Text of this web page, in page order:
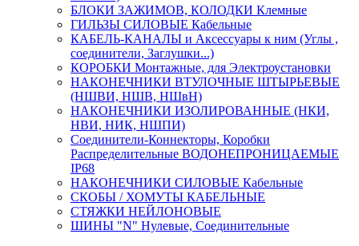
БЛОКИ ЗАЖИМОВ, КОЛОДКИ Клемные
ГИЛЬЗЫ СИЛОВЫЕ Кабельные
КАБЕЛЬ-КАНАЛЫ и Аксессуары к ним (Углы ,
соединители, Заглушки...)
КОРОБКИ Монтажные, для Электроустановки
НАКОНЕЧНИКИ ВТУЛОЧНЫЕ ШТЫРЬЕВЫЕ
(НШВИ, НШВ, НШвН)
НАКОНЕЧНИКИ ИЗОЛИРОВАННЫЕ (НКИ,
НВИ, НИК, НШПИ)
Соединители-Коннекторы, Коробки
Распределительные ВОДОНЕПРОНИЦАЕМЫЕ
IP68
НАКОНЕЧНИКИ СИЛОВЫЕ Кабельные
СКОБЫ / ХОМУТЫ КАБЕЛЬНЫЕ
СТЯЖКИ НЕЙЛОНОВЫЕ
ШИНЫ "N" Нулевые, Соединительные